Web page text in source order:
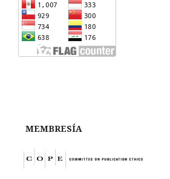
MEMBRESÍA